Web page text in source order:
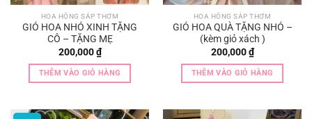
HOA HỒNG SÁP THƠM
GIỎ HOA NHỎ XINH TẶNG
CÔ – TẶNG MẸ
200,000₫
THÊM VÀO GIỎ HÀNG
HOA HỒNG SÁP THƠM
GIỎ HOA QUÀ TẶNG NHỎ –
(kèm giỏ xách )
200,000₫
THÊM VÀO GIỎ HÀNG